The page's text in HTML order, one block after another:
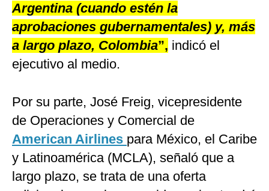
Argentina (cuando estén la
aprobaciones gubernamentales) y, más
a largo plazo, Colombia”, indicó el
ejecutivo al medio.
Por su parte, José Freig, vicepresidente
de Operaciones y Comercial de
American Airlines para México, el Caribe
y Latinoamérica (MCLA), señaló que a
largo plazo, se trata de una oferta